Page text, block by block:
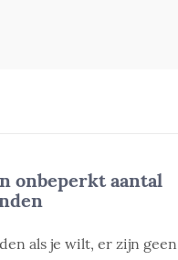
onbeperkt aantal
als je wilt, er zijn geen